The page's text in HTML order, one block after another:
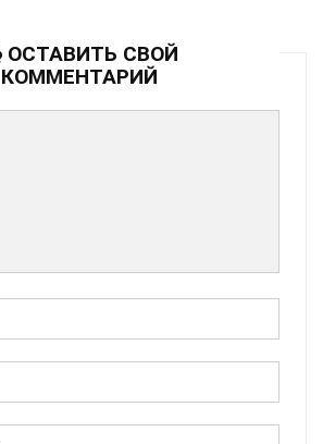
ОСТАВИТЬ СВОЙ
КОММЕНТАРИЙ